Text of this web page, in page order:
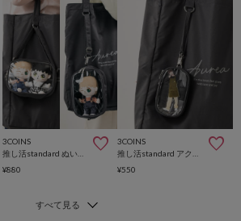
3COINS
¥880
3COINS
¥550